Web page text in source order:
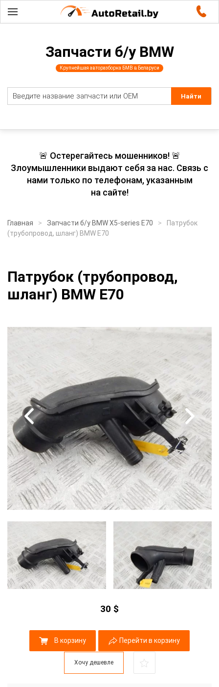
Запчасти б/у BMW
Крупнейшая авторазборка БМВ в Беларуси
🚨 Остерегайтесь мошенников! 🚨
Злоумышленники выдают себя за нас. Связь с
нами только по телефонам, указанным
на сайте!
Главная Запчасти б/у BMW X5-series E70
Патрубок
(трубопровод, шланг) BMW E70
Патрубок (трубопровод,
шланг) BMW E70
30 $
В корзину Перейти в корзину
Хочу дешевле